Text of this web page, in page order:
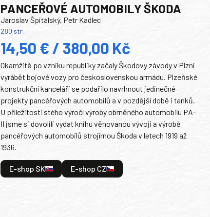
PANCEŘOVÉ AUTOMOBILY ŠKODA
Jaroslav Špitálský, Petr Kadlec
280 str.
14,50 € / 380,00 Kč
Okamžitě po vzniku republiky začaly Škodovy závody v Plzni
vyrábět bojové vozy pro československou armádu. Plzeňské
konstrukční kanceláři se podařilo navrhnout jedinečné
projekty pancéřových automobilů a v pozdější době i tanků.
U příležitosti stého výročí výroby obrněného automobilu PA-
II jsme si dovolili vydat knihu věnovanou vývoji a výrobě
pancéřových automobilů strojírnou Škoda v letech 1919 až
1936.
E-shop SK E-shop CZ